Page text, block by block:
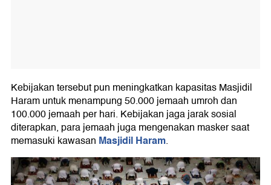
Kebijakan tersebut pun meningkatkan kapasitas Masjidil
Haram untuk menampung 50.000 jemaah umroh dan
100.000 jemaah per hari. Kebijakan jaga jarak sosial
diterapkan, para jemaah juga mengenakan masker saat
memasuki kawasan Masjidil Haram.